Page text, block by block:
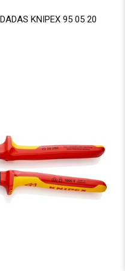
KNIPEX 95 05 20